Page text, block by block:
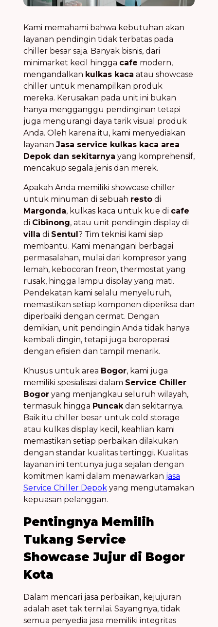
Kami memahami bahwa kebutuhan akan
layanan pendingin tidak terbatas pada
chiller besar saja. Banyak bisnis, dari
minimarket kecil hingga cafe modern,
mengandalkan kulkas kaca atau showcase
chiller untuk menampilkan produk
mereka. Kerusakan pada unit ini bukan
hanya mengganggu pendinginan tetapi
juga mengurangi daya tarik visual produk
Anda. Oleh karena itu, kami menyediakan
layanan Jasa service kulkas kaca area
Depok dan sekitarnya yang komprehensif,
mencakup segala jenis dan merek.
Apakah Anda memiliki showcase chiller
untuk minuman di sebuah resto di
Margonda, kulkas kaca untuk kue di cafe
di Cibinong, atau unit pendingin display di
villa di Sentul ? Tim teknisi kami siap
membantu. Kami menangani berbagai
permasalahan, mulai dari kompresor yang
lemah, kebocoran freon, thermostat yang
rusak, hingga lampu display yang mati.
Pendekatan kami selalu menyeluruh,
memastikan setiap komponen diperiksa dan
diperbaiki dengan cermat. Dengan
demikian, unit pendingin Anda tidak hanya
kembali dingin, tetapi juga beroperasi
dengan efisien dan tampil menarik.
Khusus untuk area Bogor, kami juga
memiliki spesialisasi dalam Service Chiller
Bogor yang menjangkau seluruh wilayah,
termasuk hingga Puncakdan sekitarnya.
Baik itu chiller besar untuk cold storage
atau kulkas display kecil, keahlian kami
memastikan setiap perbaikan dilakukan
dengan standar kualitas tertinggi. Kualitas
layanan ini tentunya juga sejalan dengan
komitmen kami dalam menawarkan jasa
Service Chiller Depok yang mengutamakan
kepuasan pelanggan.
Pentingnya Memilih
Tukang Service
Showcase Jujur di Bogor
Kota
Dalam mencari jasa perbaikan, kejujuran
adalah aset tak ternilai. Sayangnya, tidak
semua penyedia jasa memiliki integritas